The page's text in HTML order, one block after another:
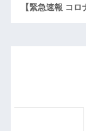
【緊急速報 コ